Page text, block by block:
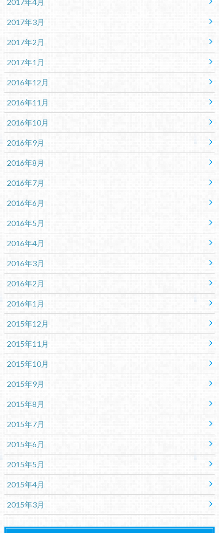
2017年3月
2017年2月
2017年1月
2016年12月
2016年11月
2016年10月
2016年9月
2016年8月
2016年7月
2016年6月
2016年5月
2016年4月
2016年3月
2016年2月
2016年1月
2015年12月
2015年11月
2015年10月
2015年9月
2015年8月
2015年7月
2015年6月
2015年5月
2015年4月
2015年3月